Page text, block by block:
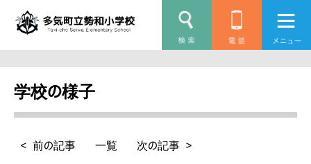
学校の様子
< 前の記事 一覧 次の記事 >